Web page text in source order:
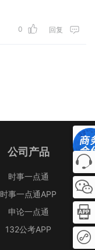
0 回复
公司产品
时事一点通
时事一点通APP
申论一点通
132公考APP